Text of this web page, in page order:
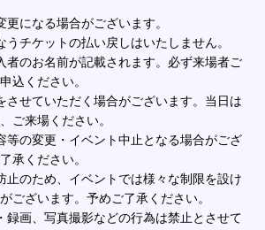
になる場合がございます。
チケットの払い戻しはいたしません。
者のお名前が記載されます。必ず来場者ご
込ください。
させていただく場合がございます。当⽇は
ご来場ください。
等の変更・イベント中⽌となる場合がござ
承ください。
⽌のため、イベントでは様々な制限を設け
ございます。予めご了承ください。
録画、写真撮影などの⾏為は禁⽌とさせて